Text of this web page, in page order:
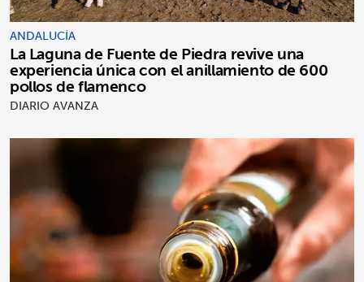
ANDALUCÍA
La Laguna de Fuente de Piedra revive una
experiencia única con el anillamiento de 600
pollos de flamenco
DIARIO AVANZA